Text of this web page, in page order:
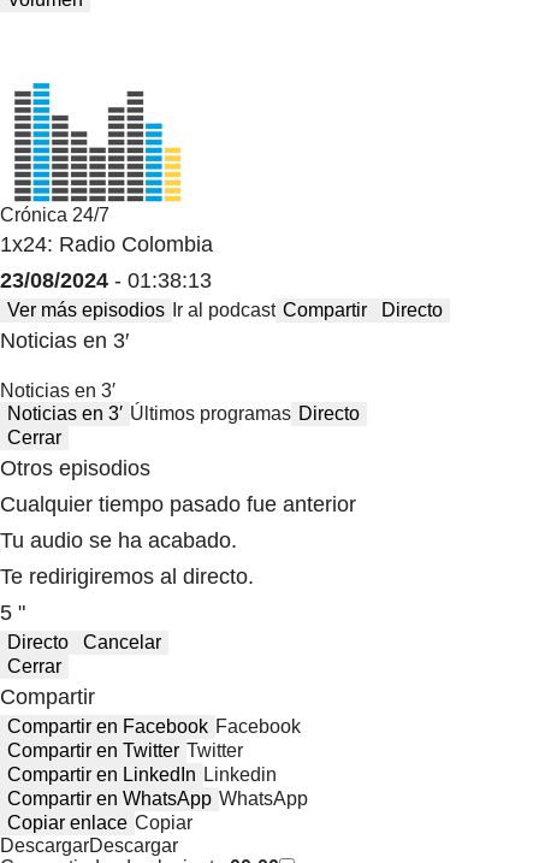
Crónica 24/7
1x24: Radio Colombia
23/08/2024 - 01:38:13
Ver más episodios Ir al podcast Compartir Directo
Noticias en 3′
Noticias en 3′
Noticias en 3′ Últimos programas Directo
Cerrar
Otros episodios
Cualquier tiempo pasado fue anterior
Tu audio se ha acabado.
Te redirigiremos al directo.
5 "
Directo
Cancelar
Cerrar
Compartir
Compartir en Facebook Facebook
Compartir en Twitter Twitter
Compartir en LinkedIn Linkedin
Compartir en WhatsApp WhatsApp
Copiar enlace Copiar
DescargarDescargar